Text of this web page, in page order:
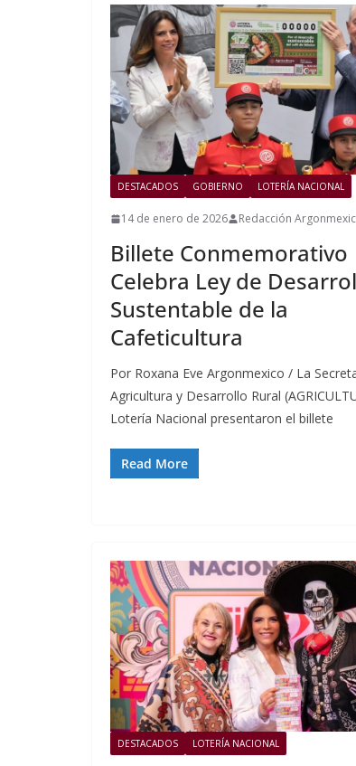
DESTACADOS GOBIERNO LOTERÍA NACIONAL
14 de enero de 2026 Redacción
Billete Conmemorativo
Celebra Ley de
Sustentable de la
Cafeticultura
Por Roxana Eve Argonmexico / La
Agricultura y Desarrollo Rural
Lotería Nacional presentaron el billete
Read More
DESTACADOS LOTERÍA NACIONAL